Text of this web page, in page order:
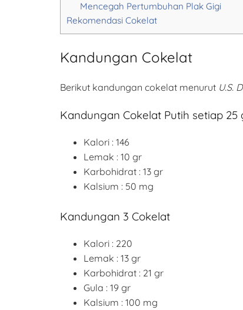
Mencegah Pertumbuhan Plak Gigi
Rekomendasi Cokelat
Kandungan Cokelat
Berikut kandungan cokelat menurut U.S.
Kandungan Cokelat Putih setiap 25
Kalori : 146
Lemak : 10 gr
Karbohidrat : 13 gr
Kalsium : 50 mg
Kandungan 3 Cokelat
Kalori : 220
Lemak : 13 gr
Karbohidrat : 21 gr
Gula : 19 gr
Kalsium : 100 mg